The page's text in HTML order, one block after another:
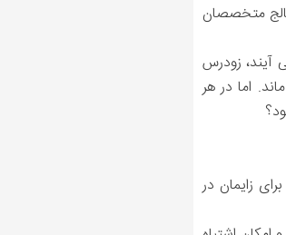
(کالج متخصصان
37 تا 38 هفته و شش روز به دنیا می آیند، زودرس
اما در هر
به عنوان زمان مناسب برای زایمان در